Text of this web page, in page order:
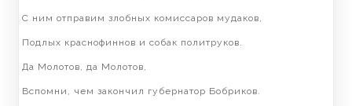
С ним отправим злобных комиссаров мудаков,
Подлых краснофиннов и собак политруков.
Да Молотов, да Молотов,
Вспомни, чем закончил губернатор Бобриков.